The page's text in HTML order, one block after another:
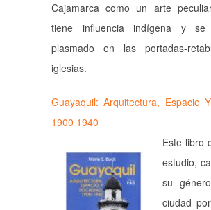
Cajamarca como un arte
tiene influencia indígena y se
plasmado en las portadas-
iglesias.
Guayaquil: Arquitectura, Espacio
1900 1940
Este libro
estudio,
su
ciudad